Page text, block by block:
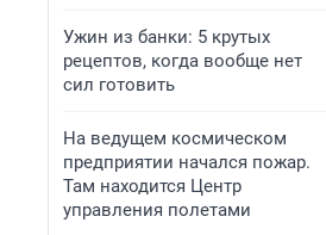
Ужин из банки: 5 крутых
рецептов, когда вообще нет
сил готовить
На ведущем космическом
предприятии начался пожар.
Там находится Центр
управления полетами